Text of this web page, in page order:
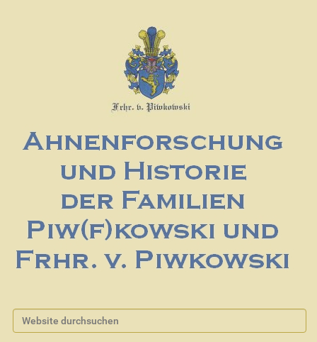
Website durchsuchen